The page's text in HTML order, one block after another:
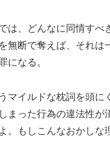
は、どんなに同情すべ
無断で奪えば、それは
になる。
マイルドな枕詞を頭に
まった行為の違法性が
。もしこんなおかしな